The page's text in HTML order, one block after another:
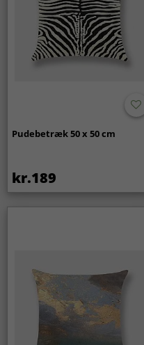
Pudebetræk 50 x 50 cm
kr.189